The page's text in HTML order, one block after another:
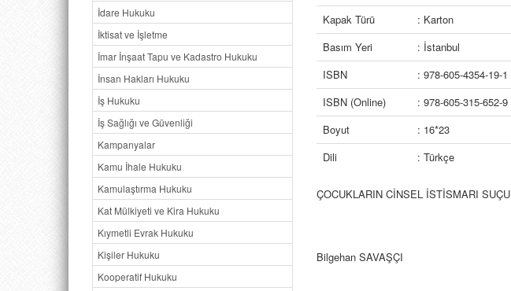
İdare Hukuku
İktisat ve İşletme
İmar İnşaat Tapu ve Kadastro Hukuku
İnsan Hakları Hukuku
İş Hukuku
İş Sağlığı ve Güvenliği
Kampanyalar
Kamu İhale Hukuku
Kamulaştırma Hukuku
Kat Mülkiyeti ve Kira Hukuku
Kıymetli Evrak Hukuku
Kişiler Hukuku
Kooperatif Hukuku
Kapak Türü
: Karton
Basım Yeri
: İstanbul
ISBN
: 978-605-4354-19-1
ISBN (Online)
: 978-605-315-652-9
Boyut
: 16*23
Dili
: Türkçe
ÇOCUKLARIN CİNSEL İSTİSMARI SUÇU
Bilgehan SAVAŞÇI